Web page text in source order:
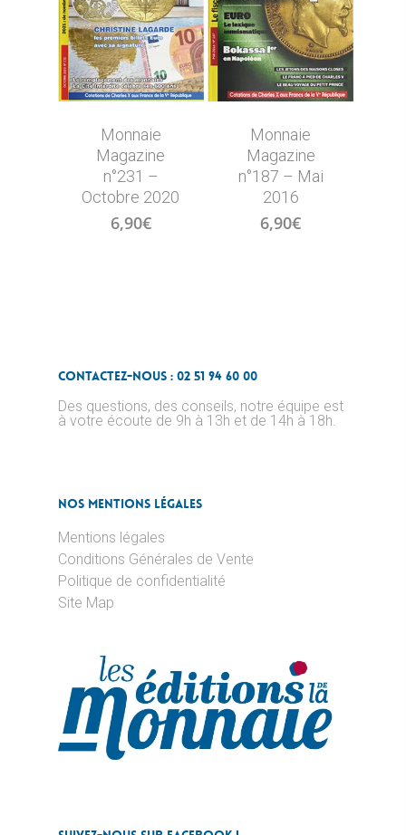
Monnaie
Magazine
n°231 –
Octobre 2020
6,90€
Monnaie
Magazine
n°187 – Mai
2016
6,90€
Contactez-nous : 02 51 94 60 00
Des questions, des conseils, notre équipe est
à votre écoute de 9h à 13h et de 14h à 18h.
Nos Mentions Légales
Mentions légales
Conditions Générales de Vente
Politique de confidentialité
Site Map